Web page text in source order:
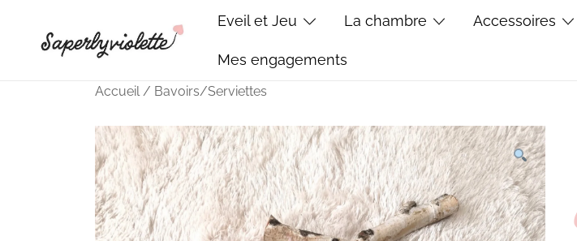
content
Saperlyviolette
Eveil et Jeu La chambre Accessoires
Mes engagements
Accueil/ Bavoirs/Serviettes